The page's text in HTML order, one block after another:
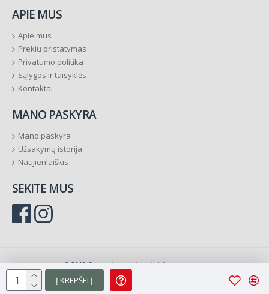
Į KREPŠELĮ
APIE MUS
Apie mus
Prekių pristatymas
Privatumo politika
Sąlygos ir taisyklės
Kontaktai
MANO PASKYRA
Mano paskyra
Užsakymų istorija
Naujienlaiškis
SEKITE MUS
© 2019 Ornitostogos. Visos teisės saugomos.
Sprendimas: